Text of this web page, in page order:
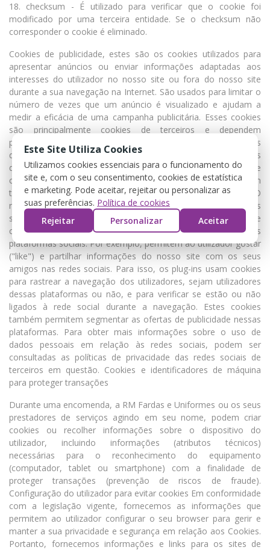
18. checksum - É utilizado para verificar que o cookie foi
modificado por uma terceira entidade. Se o checksum não
corresponder o cookie é eliminado.
Cookies de publicidade, estes são os cookies utilizados para
apresentar anúncios ou enviar informações adaptadas aos
interesses do utilizador no nosso site ou fora do nosso site
durante a sua navegação na Internet. São usados para limitar o
número de vezes que um anúncio é visualizado e ajudam a
medir a eficácia de uma campanha publicitária. Esses cookies
são principalmente cookies de terceiros e dependem
principalmente das agências de publicidade. Cookies e plug-ins
de redes sociais (botões sociais) Estes cookies sociais
destinam-se a permitir que os utilizadores partilhem páginas e
conteúdos através de redes sociais de terceiros. Permitem
também segmentar a oferta de publicidade nas redes sociais. O
nosso site também usa plug-ins ou botões sociais. Os plug-ins
sociais tornam possível facilitar a partilha de páginas e
conteúdos do site https://rmfardaseuniformes.pt nas diversas
plataformas sociais. Por exemplo, permitem ao utilizador gostar
("like") e partilhar informações do nosso site com os seus
amigos nas redes sociais. Para isso, os plug-ins usam cookies
para rastrear a navegação dos utilizadores, sejam utilizadores
dessas plataformas ou não, e para verificar se estão ou não
ligados à rede social durante a navegação. Estes cookies
também permitem segmentar as ofertas de publicidade nessas
plataformas. Para obter mais informações sobre o uso de
dados pessoais em relação às redes sociais, podem ser
consultadas as políticas de privacidade das redes sociais de
terceiros em questão. Cookies e identificadores de máquina
para proteger transações
Durante uma encomenda, a RM Fardas e Uniformes ou os seus
prestadores de serviços agindo em seu nome, podem criar
cookies ou recolher informações sobre o dispositivo do
utilizador, incluindo informações (atributos técnicos)
necessárias para o reconhecimento do equipamento
(computador, tablet ou smartphone) com a finalidade de
proteger transações (prevenção de riscos de fraude).
Configuração do utilizador para evitar cookies Em conformidade
com a legislação vigente, fornecemos as informações que
permitem ao utilizador configurar o seu browser para gerir e
manter a sua privacidade e segurança em relação aos Cookies.
Portanto, fornecemos informações e links para os sites de
Este Site Utiliza Cookies
Utilizamos cookies essenciais para o funcionamento do
site e, com o seu consentimento, cookies de estatística
e marketing. Pode aceitar, rejeitar ou personalizar as
suas preferências. Política de cookies
Rejeitar
Personalizar Aceitar